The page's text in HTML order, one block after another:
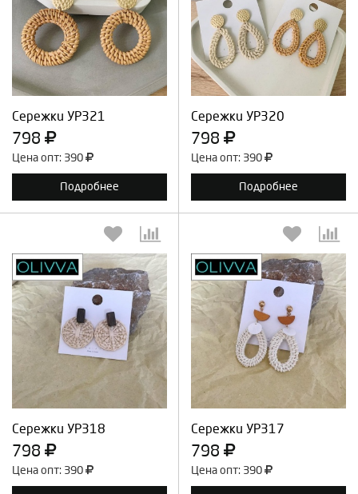
Сережки УР321
798
Цена опт: 390
Подробнее
Выберите количество:
Продолжить Отмена
Сережки УР320
798
Цена опт: 390
Подробнее
Выберите количество:
Продолжить Отмена
Сережки УР318
798
Цена опт: 390
Выберите количество:
Продолжить Отмена
Сережки УР317
798
Цена опт: 390
Выберите количество:
Продолжить Отмена